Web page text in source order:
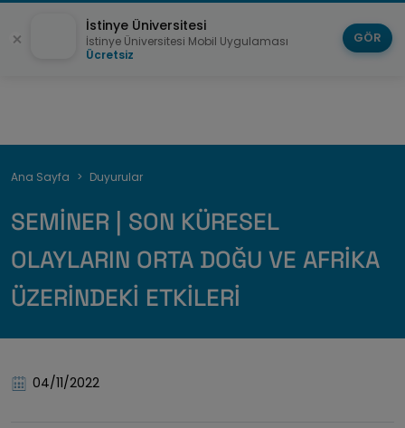
Breadcrumb
Ana Sayfa Duyurular
SEMİNER | SON KÜRESEL
OLAYLARIN ORTA DOĞU VE AFRİKA
ÜZERİNDEKİ ETKİLERİ
04/11/2022
İstinye Üniversitesi
İstinye Üniversitesi Mobil Uygulaması
Ücretsiz
GÖR